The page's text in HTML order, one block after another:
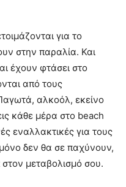
για το
στην παραλία. Και
έχουν φτάσει στο
από τους
αλκοόλ, εκείνο
κάθε μέρα στο beach
εναλλακτικές για τους
δεν θα σε παχύνουν,
μεταβολισμό σου.